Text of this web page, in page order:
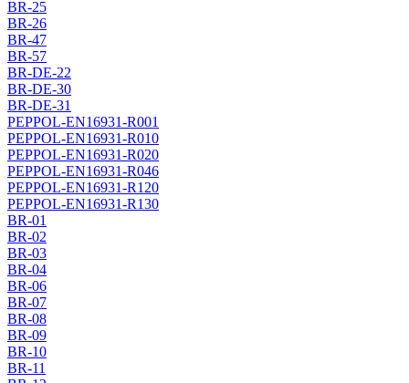
BR-25
BR-26
BR-47
BR-57
BR-DE-22
BR-DE-30
BR-DE-31
PEPPOL-EN16931-R001
PEPPOL-EN16931-R010
PEPPOL-EN16931-R020
PEPPOL-EN16931-R046
PEPPOL-EN16931-R120
PEPPOL-EN16931-R130
BR-01
BR-02
BR-03
BR-04
BR-06
BR-07
BR-08
BR-09
BR-10
BR-11